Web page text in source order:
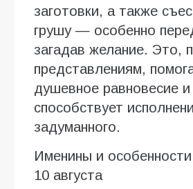
заготовки, а также
грушу — особенно
загадав желание. Это,
представлениям,
душевное равновесие и
способствует
задуманного.
Именины и
10 августа